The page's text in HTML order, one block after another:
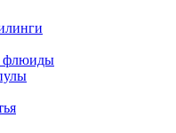
флюиды